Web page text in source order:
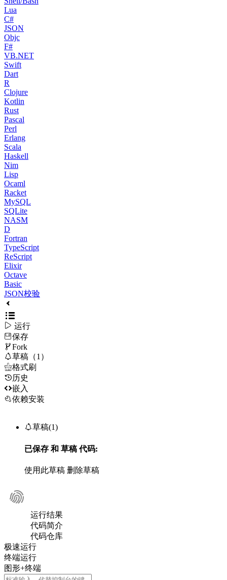
Lua
C#
JSON
Objc
F#
VB.NET
Swift
Dart
R
Clojure
Kotlin
Rust
Pascal
Perl
Erlang
Scala
Haskell
Nim
Lisp
Ocaml
Racket
MySQL
SQLite
NASM
D
Fortran
TypeScript
ReScript
Elixir
Octave
Basic
JSON校验
 运行
保存
Fork
草稿（1）
格式刷
历史
嵌入
依赖安装
草稿(1)
已保存 和 草稿代码:
使用此草稿 删除草稿
运行结果
代码简介
代码仓库
极速运行
终端运行
图形+终端